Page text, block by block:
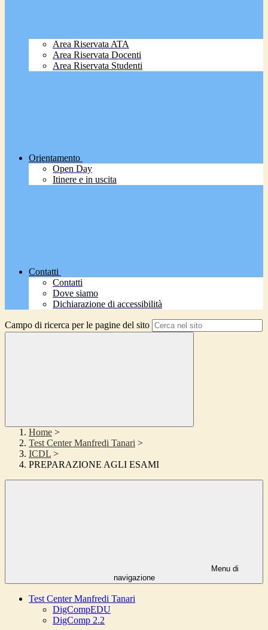
Area Riservata ATA
Area Riservata Docenti
Area Riservata Studenti
Orientamento
Open Day
Itinere e in uscita
Contatti
Contatti
Dove siamo
Dichiarazione di accessibilità
Campo di ricerca per le pagine del sito
Home >
Test Center Manfredi Tanari >
ICDL >
PREPARAZIONE AGLI ESAMI
Menu di
navigazione
Test Center Manfredi Tanari
DigCompEDU
DigComp 2.2